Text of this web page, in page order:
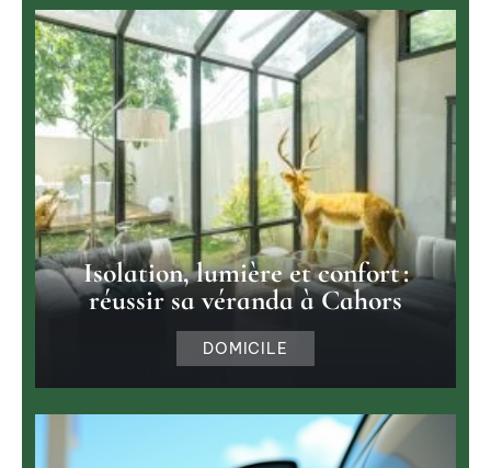
Isolation, lumière et confort :
réussir sa véranda à Cahors
DOMICILE